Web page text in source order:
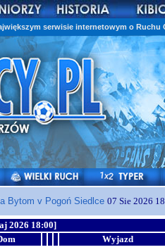
serwisie internetowym o Ruchu
Bytom v Pogoń Siedlce 07 Sie 2026
2026 18:00]
Wyjazd